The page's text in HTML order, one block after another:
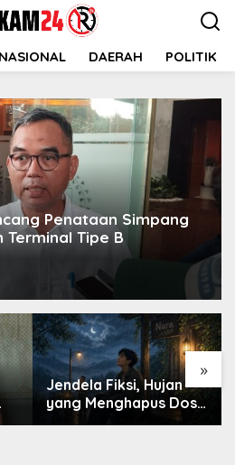
NASIONAL DAERAH POLITIK
Penataan Simpang
Terminal Tipe B
»
Jendela Fiksi, Hujan
yang Menghapus Dosa